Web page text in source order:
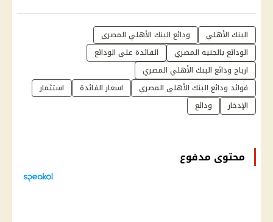
البنك الأهلي
ودائع البنك الأهلي المصري
الودائع بالجنيه المصري
الفائدة على الودائع
ارباح ودائع البنك الأهلي المصري
فوائد ودائع البنك الأهلي المصري
اسعار الفائدة
استثمار
الإدخار
ودائع
محتوى مدفوع